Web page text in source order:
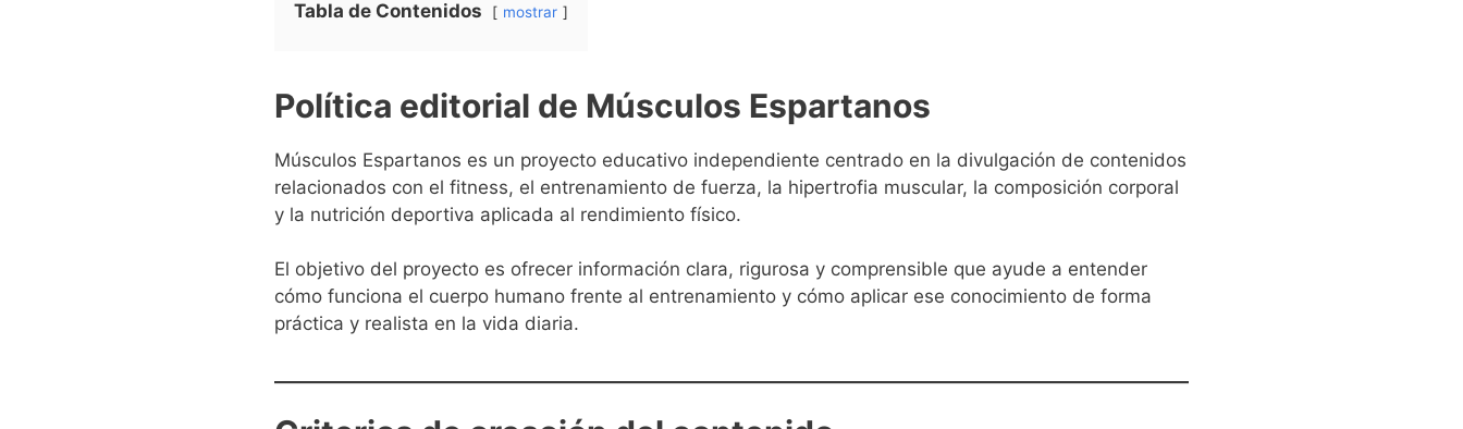
Tabla de Contenidos mostrar
Política editorial de Músculos Espartanos
Músculos Espartanos es un proyecto educativo independiente centrado en la divulgación de contenidos
relacionados con el fitness, el entrenamiento de fuerza, la hipertrofia muscular, la composición corporal
y la nutrición deportiva aplicada al rendimiento físico.
El objetivo del proyecto es ofrecer información clara, rigurosa y comprensible que ayude a entender
cómo funciona el cuerpo humano frente al entrenamiento y cómo aplicar ese conocimiento de forma
práctica y realista en la vida diaria.